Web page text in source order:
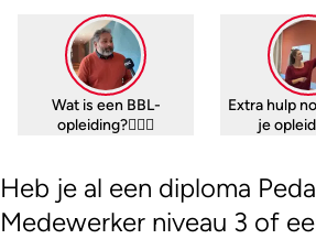
Wat is een BBL-
opleiding?🤷🏼‍♀️
Extra hulp
je
Heb je al een diploma
Medewerker niveau 3 of